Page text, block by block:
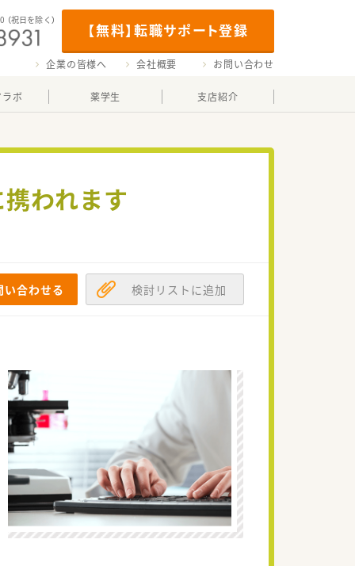
【無料】転職サポート登録
（祝日を除く）
企業の皆様へ 会社概要 お問い合わせ
ボ 薬学生 支店紹介
われます
い合わせる 検討リストに追加